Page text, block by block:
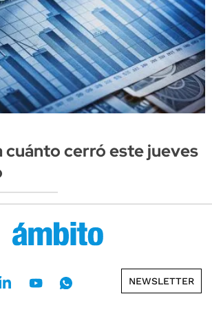
cuánto cerró este jueves
NEWSLETTER